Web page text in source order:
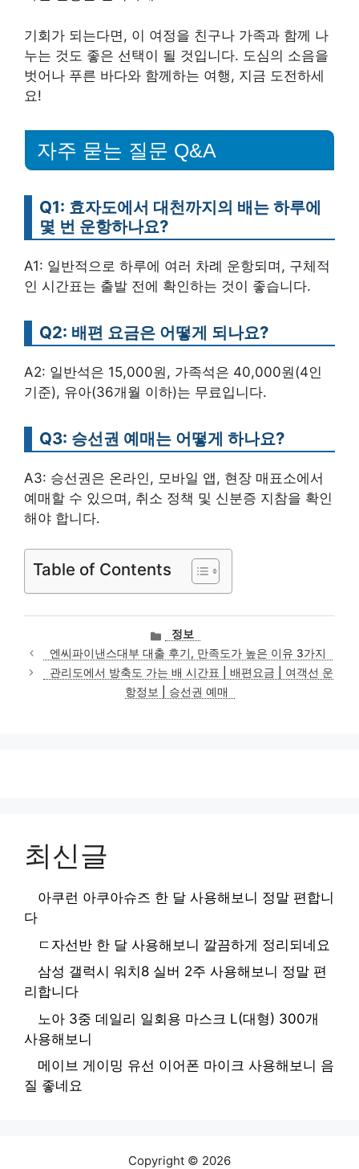
기회가 되는다면, 이 여정을 친구나 가족과 함께 나
누는 것도 좋은 선택이 될 것입니다. 도심의 소음을
벗어나 푸른 바다와 함께하는 여행, 지금 도전하세
요!
자주 묻는 질문 Q&A
Q1: 효자도에서 대천까지의 배는 하루에
몇 번 운항하나요?
A1: 일반적으로 하루에 여러 차례 운항되며, 구체적
인 시간표는 출발 전에 확인하는 것이 좋습니다.
Q2: 배편 요금은 어떻게 되나요?
A2: 일반석은 15,000원, 가족석은 40,000원(4인
기준), 유아(36개월 이하)는 무료입니다.
Q3: 승선권 예매는 어떻게 하나요?
A3: 승선권은 온라인, 모바일 앱, 현장 매표소에서
예매할 수 있으며, 취소 정책 및 신분증 지참을 확인
해야 합니다.
Table of Contents
카
테
고
리
정보
엔씨파이낸스대부 대출 후기, 만족도가 높은 이유 3가지
관리도에서 방축도 가는 배 시간표 | 배편요금 | 여객선 운
항정보 | 승선권 예매
최신글
아쿠런 아쿠아슈즈 한 달 사용해보니 정말 편합니
다
ㄷ자선반 한 달 사용해보니 깔끔하게 정리되네요
삼성 갤럭시 워치8 실버 2주 사용해보니 정말 편
리합니다
노아 3중 데일리 일회용 마스크 L(대형) 300개
사용해보니
메이브 게이밍 유선 이어폰 마이크 사용해보니 음
질 좋네요
Copyright © 2026